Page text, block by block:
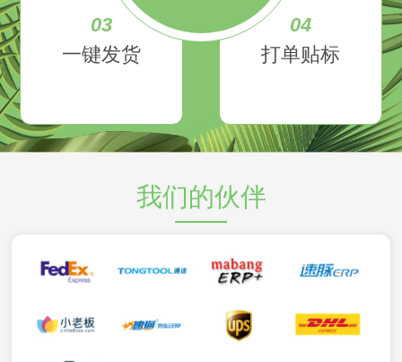
03
一键发货
04
打单贴标
我们的伙伴